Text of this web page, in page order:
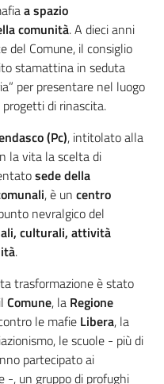
a spazio
comunità. A dieci anni
del Comune, il consiglio
stamattina in seduta
per presentare nel luogo
di rinascita.
(Pc), intitolato alla
la vita la scelta di
sede della
, è un centro
nevralgico del
culturali, attività
.
trasformazione è stato
Comune, la Regione
le mafie Libera, la
le scuole - più di
partecipato ai
, un gruppo di profughi